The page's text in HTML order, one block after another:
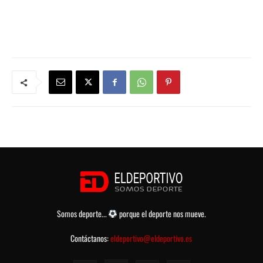
Somos deporte...
porque el deporte nos mueve.
Contáctanos:eldeportivo@eldeportivo.es